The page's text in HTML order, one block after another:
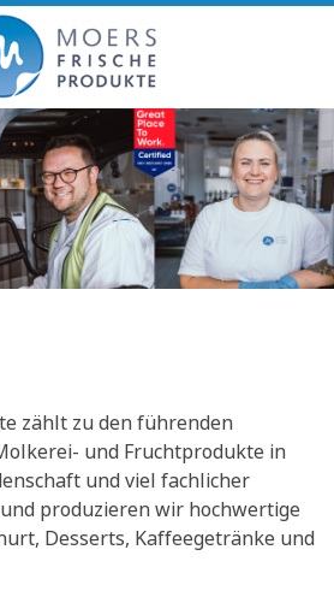
zählt zu den führenden
und Fruchtprodukte in
und viel fachlicher
produzieren wir hochwertige
Desserts, Kaffeegetränke und